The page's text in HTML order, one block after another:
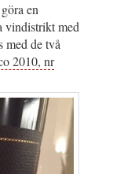
en
vindistrikt med
med de två
2010, nr